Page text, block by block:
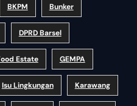
BKPM Bunker
DPRD Barsel
Estate GEMPA
Isu Lingkungan Karawang